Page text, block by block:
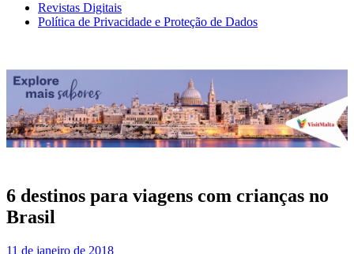
Revistas Digitais
Política de Privacidade e Proteção de Dados
6 destinos para viagens com crianças no
Brasil
11 de janeiro de 2018